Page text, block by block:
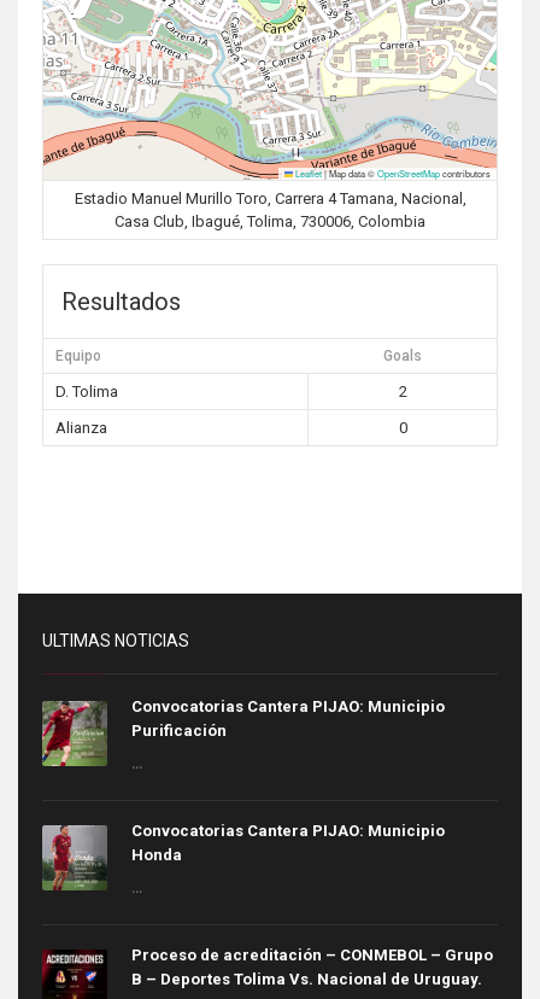
Leaflet|Map data ©OpenStreetMapcontributors
Estadio Manuel Murillo Toro, Carrera 4 Tamana, Nacional,
Casa Club, Ibagué, Tolima, 730006, Colombia
Resultados
Equipo Goals
D. Tolima
2
Alianza
0
ULTIMAS NOTICIAS
Convocatorias Cantera PIJAO: Municipio
Purificación
...
Convocatorias Cantera PIJAO: Municipio
Honda
...
Proceso de acreditación – CONMEBOL – Grupo
B – Deportes Tolima Vs. Nacional de Uruguay.